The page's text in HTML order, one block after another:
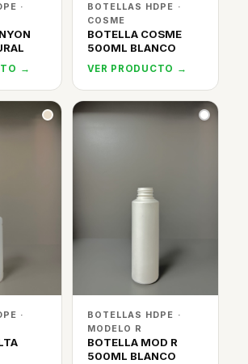
·
→
BOTELLAS HDPE ·
COSME
BOTELLA COSME
500ML BLANCO
VER PRODUCTO →
·
BOTELLAS HDPE ·
MODELO R
BOTELLA MOD R
500ML BLANCO